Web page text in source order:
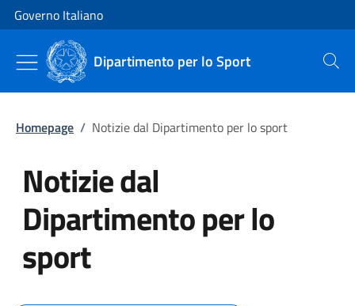
Vai al contenuto
Vai alla navigazione del sito
Governo Italiano
Dipartimento per lo Sport Cerca
Homepage / Notizie dal Dipartimento per lo sport
Notizie dal
Dipartimento per lo
sport